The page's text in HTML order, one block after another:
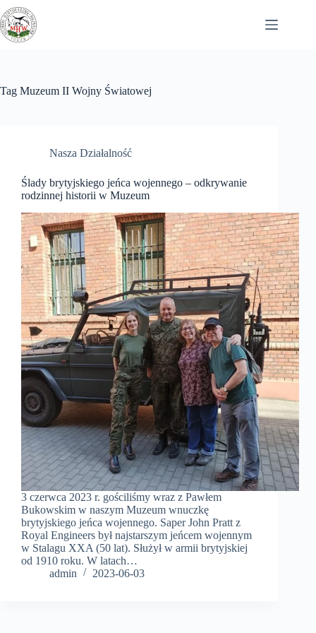
Przejdź
do
treści
Tag Muzeum II Wojny Światowej
Nasza Działalność
Ślady brytyjskiego jeńca wojennego – odkrywanie
rodzinnej historii w Muzeum
3 czerwca 2023 r. gościliśmy wraz z Pawłem
Bukowskim w naszym Muzeum wnuczkę
brytyjskiego jeńca wojennego. Saper John Pratt z
Royal Engineers był najstarszym jeńcem wojennym
w Stalagu XXA (50 lat). Służył w armii brytyjskiej
od 1910 roku. W latach…
admin
2023-06-03